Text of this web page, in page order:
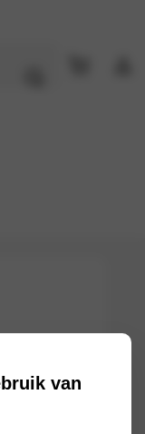
van